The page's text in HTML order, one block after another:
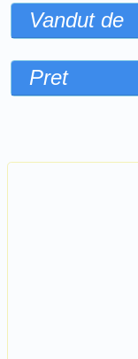
Vandut de
Pret